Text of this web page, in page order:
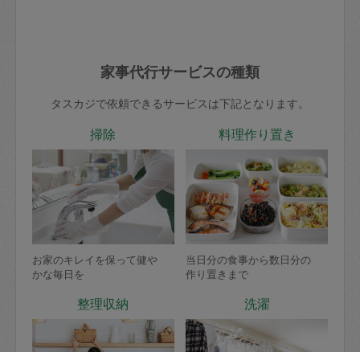
家事代行サービスの種類
タスカジで依頼できるサービスは下記となります。
掃除
お家のキレイを保って健や
かな毎日を
料理作り置き
当日分の食事から数日分の
作り置きまで
整理収納 洗濯